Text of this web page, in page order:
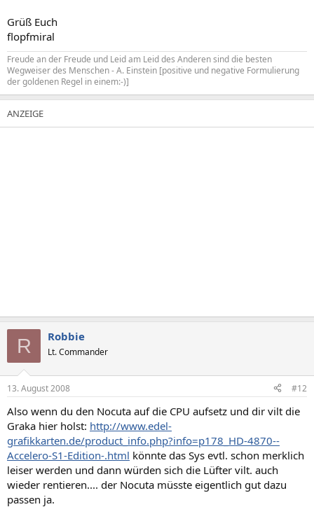
Grüß Euch
flopfmiral
Freude an der Freude und Leid am Leid des Anderen sind die besten
Wegweiser des Menschen - A. Einstein [positive und negative Formulierung
der goldenen Regel in einem:-)]
R Robbie
Lt. Commander
13. August 2008 #12
Also wenn du den Nocuta auf die CPU aufsetz und dir vilt die
Graka hier holst: http://www.edel-
grafikkarten.de/product_info.php?info=p178_HD-4870--
Accelero-S1-Edition-.html könnte das Sys evtl. schon merklich
leiser werden und dann würden sich die Lüfter vilt. auch
wieder rentieren.... der Nocuta müsste eigentlich gut dazu
passen ja.